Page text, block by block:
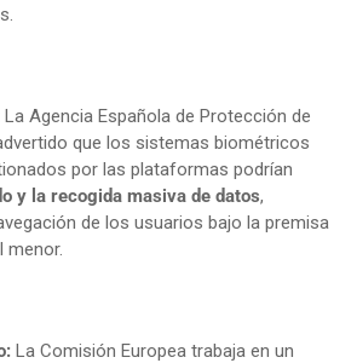
La Agencia Española de Protección de
que los sistemas biométricos
por las plataformas podrían
y la recogida masiva de datos,
de los usuarios bajo la premisa
menor.
La Comisión Europea trabaja en un